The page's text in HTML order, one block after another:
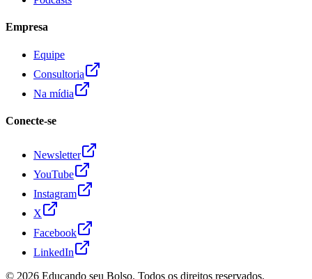
Empresa
Equipe
Consultoria
Na mídia
Conecte-se
Newsletter
YouTube
Instagram
X
Facebook
LinkedIn
© 2026 Educando seu Bolso. Todos os direitos reservados.